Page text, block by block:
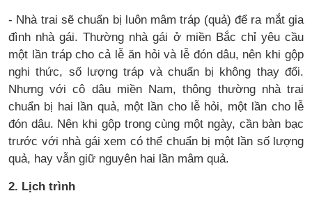
- Nhà trai sẽ chuẩn bị luôn mâm tráp (quả) để ra mắt gia
đình nhà gái. Thường nhà gái ở miền Bắc chỉ yêu cầu
một lần tráp cho cả lễ ăn hỏi và lễ đón dâu, nên khi gộp
nghi thức, số lượng tráp và chuẩn bị không thay đổi.
Nhưng với cô dâu miền Nam, thông thường nhà trai
chuẩn bị hai lần quả, một lần cho lễ hỏi, một lần cho lễ
đón dâu. Nên khi gộp trong cùng một ngày, cần bàn bạc
trước với nhà gái xem có thể chuẩn bị một lần số lượng
quả, hay vẫn giữ nguyên hai lần mâm quả.
2. Lịch trình